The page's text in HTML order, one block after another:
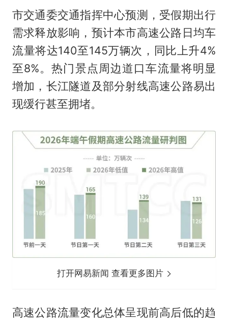
市交通委交通指挥中心预测，受假期出行
需求释放影响，预计本市高速公路日均车
流量将达140至145万辆次，同比上升4%
至8%。热门景点周边道口车流量将明显
增加，长江隧道及部分射线高速公路易出
现缓行甚至拥堵。
打开网易新闻 查看更多图片
高速公路流量变化总体呈现前高后低的趋